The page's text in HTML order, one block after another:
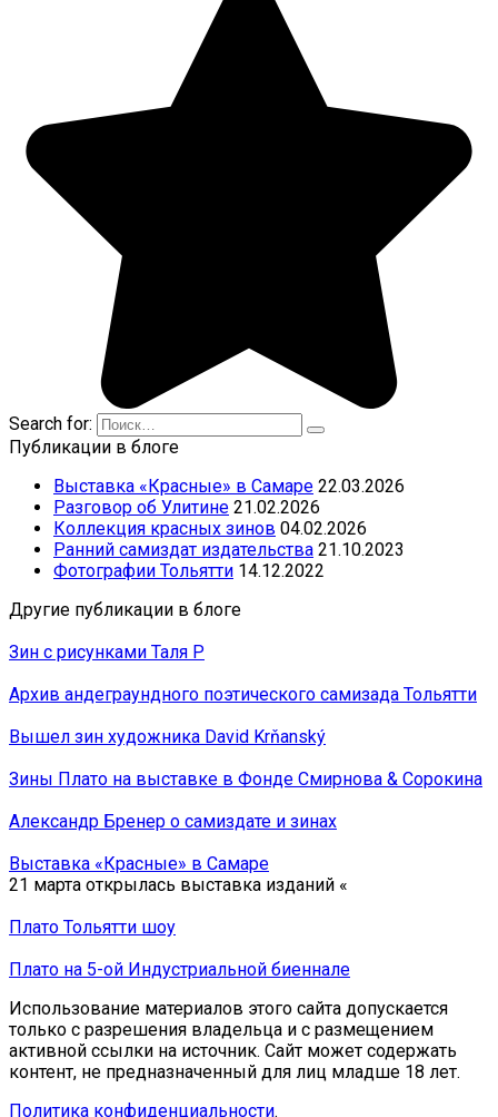
Search for:
Публикации в блоге
Выставка «Красные» в Самаре 22.03.2026
Разговор об Улитине 21.02.2026
Коллекция красных зинов 04.02.2026
Ранний самиздат издательства 21.10.2023
Фотографии Тольятти 14.12.2022
Другие публикации в блоге
Зин с рисунками Таля Р
Архив андеграундного поэтического самизада Тольятти
Вышел зин художника David Krňanský
Зины Плато на выставке в Фонде Смирнова & Сорокина
Александр Бренер о самиздате и зинах
Выставка «Красные» в Самаре
21 марта открылась выставка изданий «
Плато Тольятти шоу
Плато на 5-ой Индустриальной биеннале
Использование материалов этого сайта допускается
только с разрешения владельца и с размещением
активной ссылки на источник. Сайт может содержать
контент, не предназначенный для лиц младше 18 лет.
Политика конфиденциальности.